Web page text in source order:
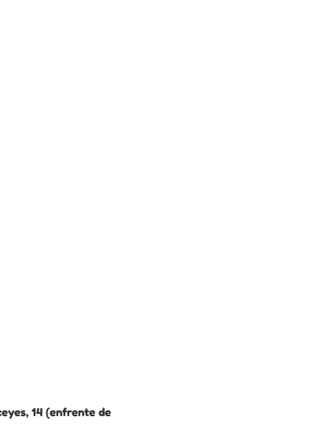
14 (enfrente de